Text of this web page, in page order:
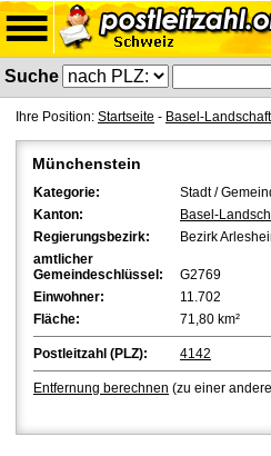
Suche
Ihre Position: Startseite - Basel-Landschaft
Münchenstein
Kategorie:
Stadt /
Kanton:
Basel-
Regierungsbezirk:
Bezirk
amtlicher
Gemeindeschlüssel:
G2769
Einwohner:
11.702
Fläche:
71,80 km²
Postleitzahl (PLZ): 4142
Entfernung berechnen (zu einer